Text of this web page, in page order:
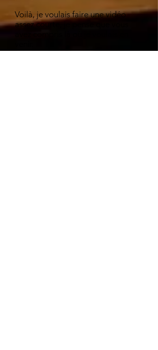
Voilà, je voulais faire une vidéo
assez courte, je pense que vous
A bientôt pour une nouvelle vidéo